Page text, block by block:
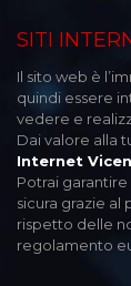
SITI
Il sito web è
quindi essere
vedere e
Dai valore alla
Internet
Potrai
sicura grazie al
rispetto delle
regolamento